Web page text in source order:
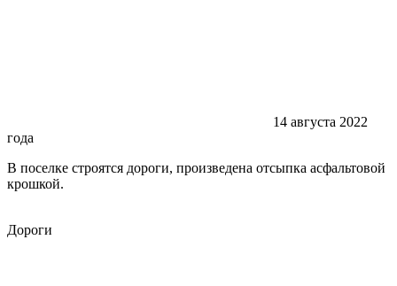
14 августа 2022
года
В поселке строятся дороги, произведена отсыпка асфальтовой
крошкой.
Дороги